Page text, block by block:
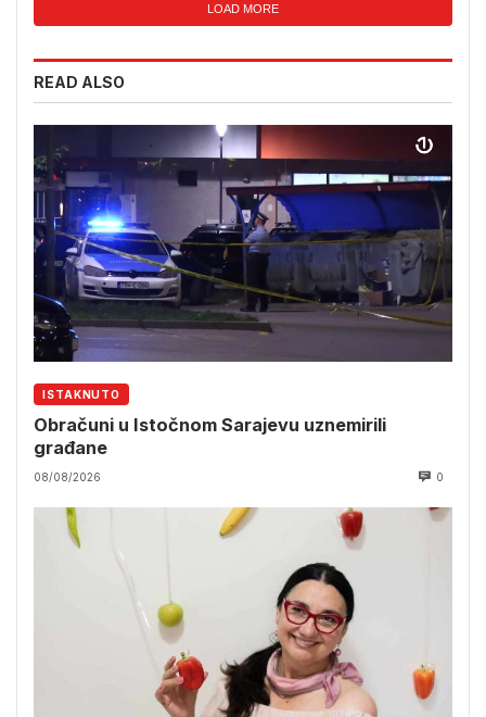
LOAD MORE
READ ALSO
ISTAKNUTO
Obračuni u Istočnom Sarajevu uznemirili
građane
08/08/2026 0